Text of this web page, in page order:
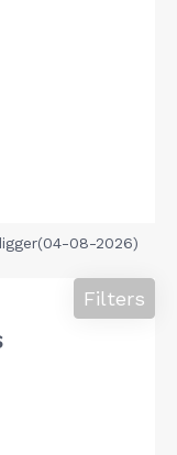
08-2026)
Filters